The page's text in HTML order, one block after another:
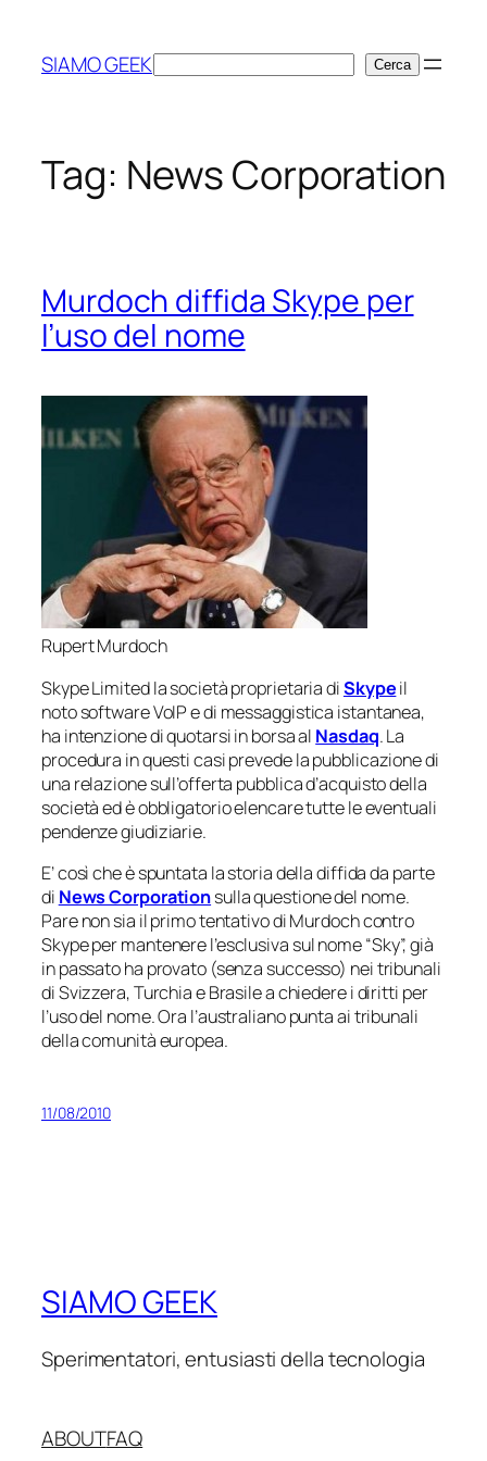
contenuto
SIAMO GEEKCerca Cerca
Tag: News Corporation
Murdoch diffida Skype per
l’uso del nome
Rupert Murdoch
Skype Limited la società proprietaria diSkypeil
noto software VoIP e di messaggistica istantanea,
ha intenzione di quotarsi in borsa al Nasdaq. La
procedura in questi casi prevede la pubblicazione di
una relazione sull’offerta pubblica d’acquisto della
società ed è obbligatorio elencare tutte le eventuali
pendenze giudiziarie.
E’ così che è spuntata la storia della diffida da parte
di News Corporationsulla questione del nome.
Pare non sia il primo tentativo di Murdoch contro
Skype per mantenere l’esclusiva sul nome “Sky”, già
in passato ha provato (senza successo) nei tribunali
di Svizzera, Turchia e Brasile a chiedere i diritti per
l’uso del nome. Ora l’australiano punta ai tribunali
della comunità europea.
11/08/2010
SIAMO GEEK
Sperimentatori, entusiasti della tecnologia
ABOUTFAQ